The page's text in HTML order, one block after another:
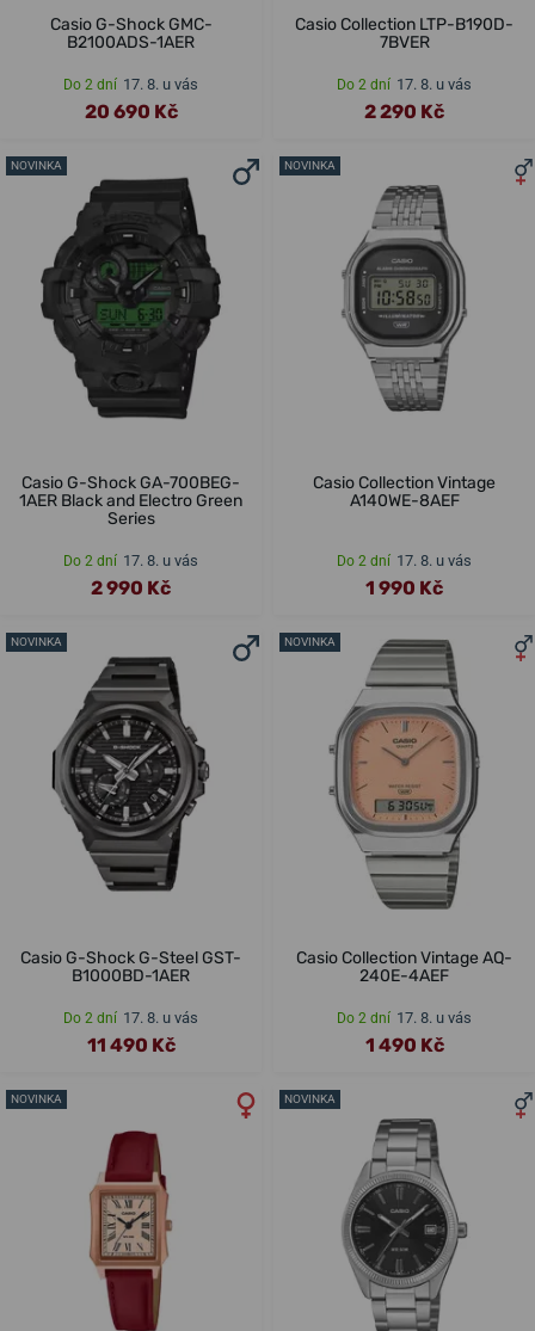
Casio G-Shock GMC-
B2100ADS-1AER
Do 2 dní 17. 8. u vás
20 690 Kč
Casio Collection LTP-B190D-
7BVER
Do 2 dní 17. 8. u vás
2 290 Kč
NOVINKA
Casio G-Shock GA-700BEG-
1AER Black and Electro Green
Series
Do 2 dní 17. 8. u vás
2 990 Kč
NOVINKA
Casio Collection Vintage
A140WE-8AEF
Do 2 dní 17. 8. u vás
1 990 Kč
NOVINKA
Casio G-Shock G-Steel GST-
B1000BD-1AER
Do 2 dní 17. 8. u vás
11 490 Kč
NOVINKA
Casio Collection Vintage AQ-
240E-4AEF
Do 2 dní 17. 8. u vás
1 490 Kč
NOVINKA NOVINKA